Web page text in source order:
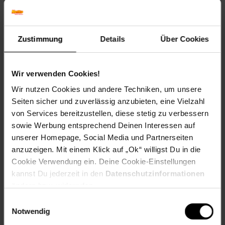
Zustimmung Details Über Cookies
Wir verwenden Cookies!
Wir nutzen Cookies und andere Techniken, um unsere
Seiten sicher und zuverlässig anzubieten, eine Vielzahl
von Services bereitzustellen, diese stetig zu verbessern
sowie Werbung entsprechend Deinen Interessen auf
unserer Homepage, Social Media und Partnerseiten
anzuzeigen. Mit einem Klick auf „Ok“ willigst Du in die
Cookie Verwendung ein. Deine Cookie-Einstellungen
kannst Du jederzeit in den Datenschutzinformationen
Notwendig
Versandinformationen
Herstellerinformationen
Altgeräterücknahme
Fußzeile
Weitere Online-Angebote
Netto Reisen TV-Shop Weinwelt
Rezeptwelt Karriere